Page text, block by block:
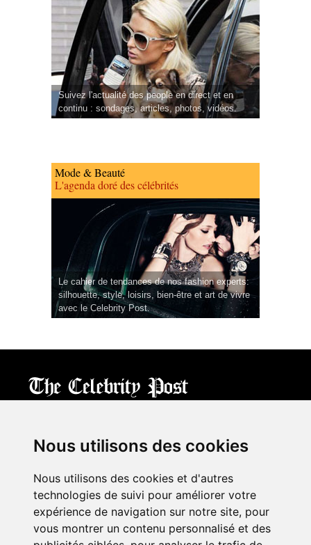
Nous utilisons des cookies
Nous utilisons des cookies et d'autres
technologies de suivi pour améliorer votre
expérience de navigation sur notre site, pour
vous montrer un contenu personnalisé et des
Suivez l'actualité des people en direct et en
continu : sondages, articles, photos, vidéos.
Mode & Beauté
L'agenda doré des célébrités
Le cahier de tendances de nos fashion experts:
silhouette, style, loisirs, bien-être et art de vivre
avec le Celebrity Post.
Terms of Use| Privacy|Cookies Policy (Mes préférences)
À propos
Mentions légales
Contact Us